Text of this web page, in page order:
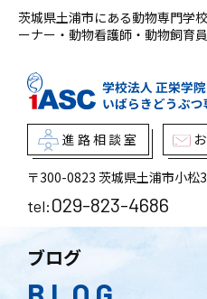
茨城県土浦市にある動物専門学
ーナー・動物看護師・動物飼育
進路相談室
〒300-0823 茨城県土浦市小松
tel:029-823-4686
ブログ